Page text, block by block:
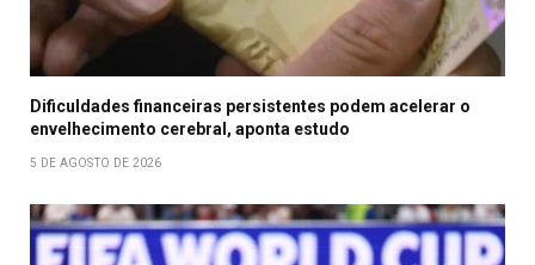
Dificuldades financeiras persistentes podem acelerar o
envelhecimento cerebral, aponta estudo
5 DE AGOSTO DE 2026